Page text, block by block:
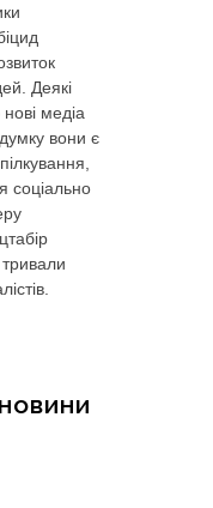
Деякі
медіа
вони є
соціально